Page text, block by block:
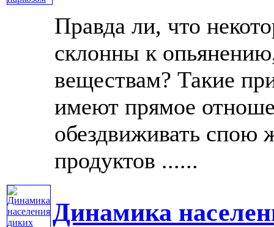
Правда ли, что
склонны к
веществам? Такие
имеют прямое
обездвиживать спою
продуктов ......
Динамика